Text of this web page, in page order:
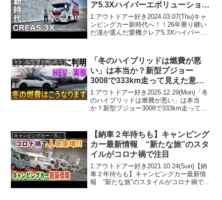
ア5.3Xハイパーエボリューション
ネオ
1:アウトドアー好き2024.03.07(Thu)キャ
ンピングカー新時代へ！！26年乗り継い
だ漢が選んだ愛機クレア5.3Xハイパーエ
好き2024.03.07(Thu)...
「冬のハイブリッドは燃費が悪
い」は本当か？新型プジョー
3008で333km走って見えた意外
な真実｜納車5ヶ月レポート
1:アウトドアー好き2025.12.29(Mon)「冬
のハイブリッドは燃費が悪い」は本当
か？新型プジョー3008で333km走って見
2:アウトドアー好き2025.12...
【納車２年待ちも】キャンピング
カー最新情報 “新たな旅”のスタ
イルがコロナ禍で注目
1:アウトドアー好き2021.10.24(Sun)【納
車２年待ちも】キャンピングカー最新情
報 “新たな旅”のスタイルがコロナ禍で注